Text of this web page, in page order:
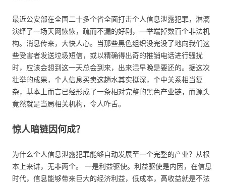
最近公安部在全国二十多个省全面打击个人信息泄露犯罪，淋漓
演绎了一场天网恢恢，疏而不漏的好剧，一举端掉数百个非法机
构。消息传来，大快人心。当那些黑色组织没完没了地向我们这
些受害者发送垃圾短信，或以精确得出奇的推销电话进行骚扰
时，应该会想到这一天总会到来，出来混早晚是要还的。据这次
壮举的成果，个人信息买卖这趟水其实挺深，个中关系相当复
杂，基本上而言已经形成了一条相对完整的黑色产业链，而源头
竟然就是当局相关机构，令人咋舌。
惊人暗链因何成？
为什么个人信息泄露犯罪能够自动发展至一个完整的产业？从根
本上来讲，无非两个。 一是利益驱使。利益驱使是内因，在信息
时代，信息能够带来巨大的经济利益，低成本，高收益就是不法